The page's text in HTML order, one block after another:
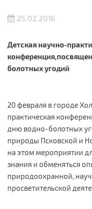
25.02.2016
Детская научно-
конференция,
болотных угодий
20 февраля в городе
практическая
дню водно-болотных
природы Псковской и
на этом мероприятии
знания и обменяться
природоохранной,
просветительской